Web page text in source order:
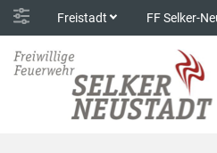
Freistadt FF Selker-